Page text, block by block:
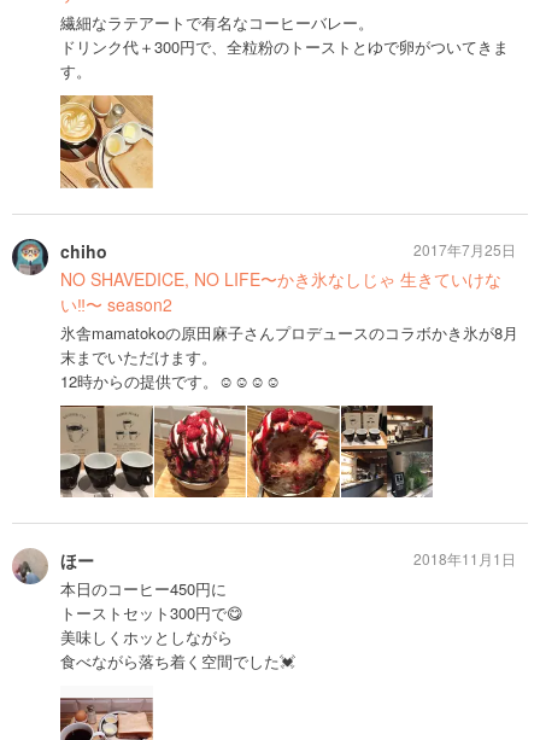
繊細なラテアートで有名なコーヒーバレー。
ドリンク代＋300円で、全粒粉のトーストとゆで卵がついてきま
す。
chiho
NO SHAVEDICE, NO LIFE〜かき氷なしじゃ 生きていけな
い‼︎〜 season2
氷舎mamatokoの原田麻子さんプロデュースのコラボかき氷が8月
末までいただけます。
12時からの提供です。☺︎☺︎☺︎☺︎
2017年7月25日
ほー
本日のコーヒー450円に
トーストセット300円で😋
美味しくホッとしながら
食べながら落ち着く空間でした💓
2018年11月1日